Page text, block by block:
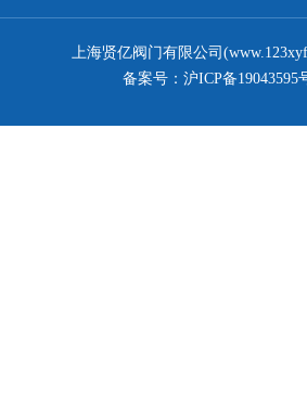
上海贤亿阀门有限公司
备案号： 沪ICP备19043595